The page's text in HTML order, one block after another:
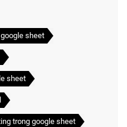
sheet
sheet
trong google sheet